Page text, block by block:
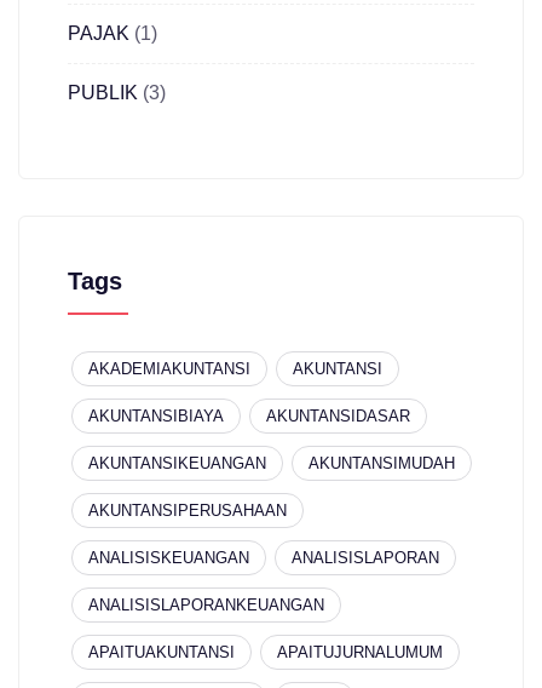
PAJAK (1)
PUBLIK (3)
Tags
AKADEMIAKUNTANSI AKUNTANSI
AKUNTANSIBIAYA AKUNTANSIDASAR
AKUNTANSIKEUANGAN AKUNTANSIMUDAH
AKUNTANSIPERUSAHAAN
ANALISISKEUANGAN ANALISISLAPORAN
ANALISISLAPORANKEUANGAN
APAITUAKUNTANSI APAITUJURNALUMUM